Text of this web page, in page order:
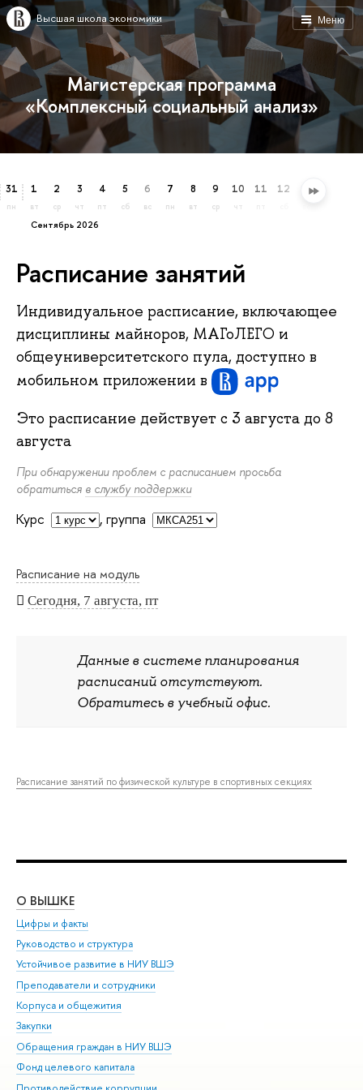
Меню
Высшая школа экономики
Магистерская программа
«Комплексный социальный анализ»
31
пн
сентябрь 2026
1
вт
2
ср
3
чт
4
пт
5
сб
6
вс
7
пн
8
вт
9
ср
10
чт
11 12 13
Расписание на модуль
Сегодня, 7 августа, пт
Расписание занятий
Индивидуальное расписание, включающее
дисциплины майноров, МАГоЛЕГО и
общеуниверситетского пула, доступно в
мобильном приложении в
Это расписание действует с 3 августа до 8
августа
При обнаружении проблем с расписанием просьба
обратиться в службу поддержки
Курс , группа
Данные в системе планирования
расписаний отсутствуют.
Обратитесь в учебный офис.
Расписание занятий по физической культуре в спортивных секциях
О ВЫШКЕ
Цифры и факты
Руководство и структура
Устойчивое развитие в НИУ ВШЭ
Преподаватели и сотрудники
Корпуса и общежития
Закупки
Обращения граждан в НИУ ВШЭ
Фонд целевого капитала